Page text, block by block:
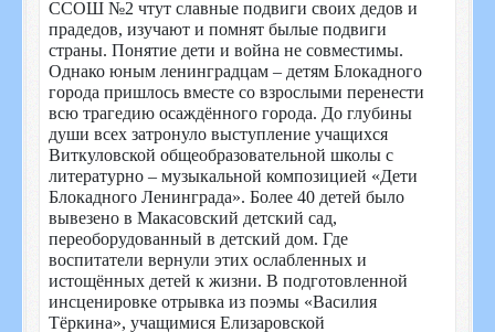
ССОШ №2 чтут славные подвиги своих дедов и
прадедов, изучают и помнят былые подвиги
страны. Понятие дети и война не совместимы.
Однако юным ленинградцам – детям Блокадного
города пришлось вместе со взрослыми перенести
всю трагедию осаждённого города. До глубины
души всех затронуло выступление учащихся
Виткуловской общеобразовательной школы с
литературно – музыкальной композицией «Дети
Блокадного Ленинграда». Более 40 детей было
вывезено в Макасовский детский сад,
переоборудованный в детский дом. Где
воспитатели вернули этих ослабленных и
истощённых детей к жизни. В подготовленной
инсценировке отрывка из поэмы «Василия
Тёркина», учащимися Елизаровской